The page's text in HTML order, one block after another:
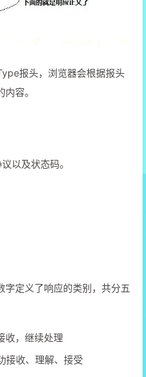
报头，浏览器会根据报头
容。
以及状态码。
字定义了响应的类别，共分五
收，继续处理
接收、理解、接受